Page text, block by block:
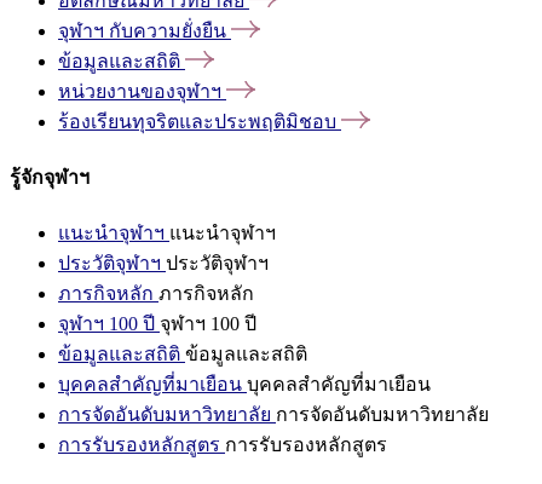
จุฬาฯ กับความยั่งยืน
ข้อมูลและสถิติ
หน่วยงานของจุฬาฯ
ร้องเรียนทุจริตและประพฤติมิชอบ
รู้จักจุฬาฯ
แนะนำจุฬาฯ แนะนำจุฬาฯ
ประวัติจุฬาฯ ประวัติจุฬาฯ
ภารกิจหลัก ภารกิจหลัก
จุฬาฯ 100 ปี จุฬาฯ 100 ปี
ข้อมูลและสถิติ ข้อมูลและสถิติ
บุคคลสำคัญที่มาเยือน บุคคลสำคัญที่มาเยือน
การจัดอันดับมหาวิทยาลัย การจัดอันดับมหาวิทยาลัย
การรับรองหลักสูตร การรับรองหลักสูตร